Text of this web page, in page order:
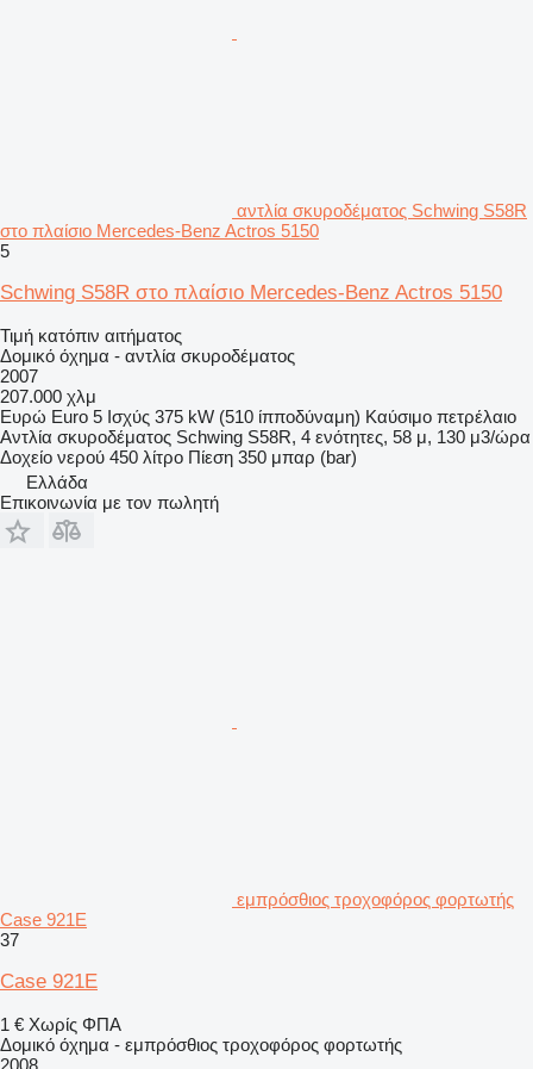
αντλία σκυροδέματος Schwing S58R
στο πλαίσιο Mercedes-Benz Actros 5150
5
Schwing S58R στο πλαίσιο Mercedes-Benz Actros 5150
Τιμή κατόπιν αιτήματος
Δομικό όχημα - αντλία σκυροδέματος
2007
207.000 χλμ
Ευρώ Euro 5 Ισχύς 375 kW (510 ίπποδύναμη) Καύσιμο πετρέλαιο
Αντλία σκυροδέματος Schwing S58R, 4 ενότητες, 58 μ, 130 μ3/ώρα
Δοχείο νερού 450 λίτρο Πίεση 350 μπαρ (bar)
Ελλάδα
Επικοινωνία με τον πωλητή
εμπρόσθιος τροχοφόρος φορτωτής
Case 921E
37
Case 921E
1 € Χωρίς ΦΠΑ
Δομικό όχημα - εμπρόσθιος τροχοφόρος φορτωτής
2008